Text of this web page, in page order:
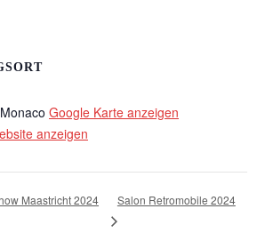
Monaco Google Karte anzeigen
anzeigen
Maastricht 2024 Salon Retromobile 2024